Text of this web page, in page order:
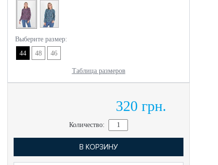
Выберите размер:
44
48 46
Таблица размеров
320 грн.
Количество:
В КОРЗИНУ